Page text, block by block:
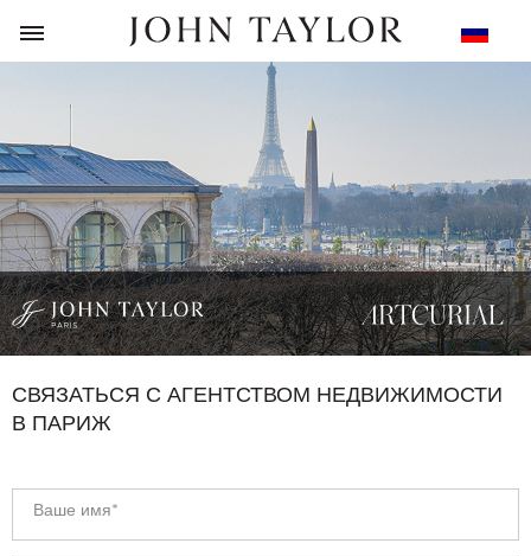
НАЗАД
СВЯЗАТЬСЯ С АГЕНТСТВОМ НЕДВИЖИМОСТИ
В ПАРИЖ